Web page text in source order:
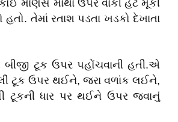
માણસે માથા ઉપર વાંકી હેટ મૂકી
તેમાં રતાશ પડતા ખડકો દેખાતા
ટૂક ઉપર પહોંચવાની હતી.એ
ટૂક ઉપર થઈને, જરા વળાંક લઈને,
ટૂકની ધાર પર થઈને ઉપર જવાનું